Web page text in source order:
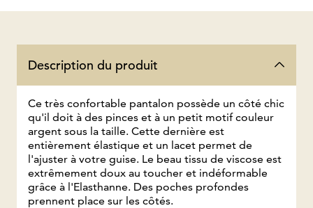
Description du produit
Ce très confortable pantalon possède un côté chic
qu'il doit à des pinces et à un petit motif couleur
argent sous la taille. Cette dernière est
entièrement élastique et un lacet permet de
l'ajuster à votre guise. Le beau tissu de viscose est
extrêmement doux au toucher et indéformable
grâce à l'Elasthanne. Des poches profondes
prennent place sur les côtés.